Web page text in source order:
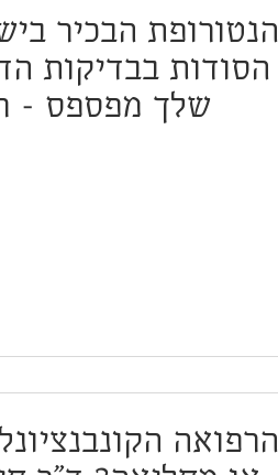
הנטורופת הבכיר
הסודות בבדיקות
שלך מפספס -
הרפואה